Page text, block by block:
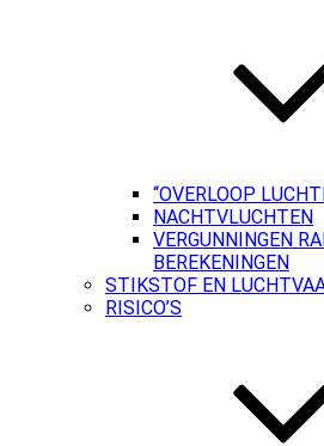
“OVERLOOP
NACHTVLUCHTEN
VERGUNNINGEN
BEREKENINGEN
STIKSTOF EN
RISICO’S